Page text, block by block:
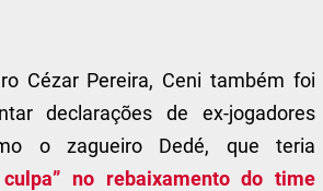
Cézar Pereira, Ceni também foi
declarações de ex-jogadores
o zagueiro Dedé, que teria
no rebaixamento do time